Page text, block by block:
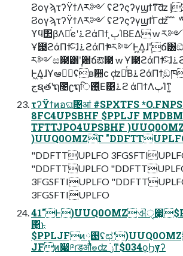
ϨογϡτʔΫϯΛར༻ ʢϩʔςʔγϣϯͳ͠ʣ
ϨογϡτʔΫϯΛར༻ ʢϩʔςʔγϣϯ͋Γʣ ̋ ̋ ̋ ʷ
ϒϥ΢βΛ։ͨ͘ͼʹ࠶ϩάΠϯ͕ ٻΊΒΕΔ w ར༻ස౓͸݄ʹճఔ౓ w
Ұ౓ϩάΠϯͨ͠ޙɺ࠶ϩάΠϯͤͣ ར༻Ͱ͖Δ͕ɺ݄ʹճ͸ඞͣ࠶ϩά Πϯ͕ඞཁ w
ར༻ස౓͸݄ʹ਺ճఔ౓ w Ұ౓ϩάΠϯͨ͠ޙɺ࠶ϩάΠϯͤͣ ར༻
Ͱ͖Δ͕ɺҰఆظؒʢʙ਺ϲ ݄ʣա͗ͨΒ࠶ϩάΠϯ͕ඞཁ w
جຊతʹຖ೔ʗຖि࢖͍ͬͯΕ͹࠶ϩ άΠϯΛٻΊͳ͍
τʔΫϯͷอଘ৔ॴ #SPXTFS
8FC4UPSBHF $PPLJF
TFTTJPO4UPSBHF
)UUQ0OMZ͋Γ
"DDFTTUPLFO
"DDFTTUPLFO
3FGSFTIUPLFO
3FGSFTIUPLFO
΂͖͜ͱ
$PPLJFͷ࢓༷ʢಛʹ)UUQ0OMZଐੑ෇͖$PPL
JFͷ෇༩ɾडऔํ๏ʣ ݫ֨ͳ$034ϙϦγʔ